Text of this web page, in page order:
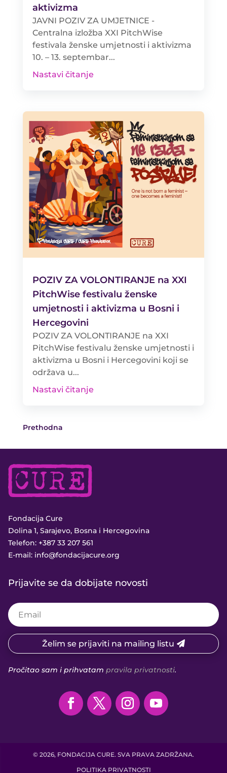
aktivizma
JAVNI POZIV ZA UMJETNICE -
Centralna izložba XXI PitchWise
festivala ženske umjetnosti i aktivizma
10. – 13. septembar...
Nastavi čitanje
POZIV ZA VOLONTIRANJE na XXI
PitchWise festivalu ženske
umjetnosti i aktivizma u Bosni i
Hercegovini
POZIV ZA VOLONTIRANJE na XXI
PitchWise festivalu ženske umjetnosti i
aktivizma u Bosni i Hercegovini koji se
održava u...
Nastavi čitanje
Prethodna
Fondacija Cure
Dolina 1, Sarajevo, Bosna i Hercegovina
Telefon: +387 33 207 561
E-mail: info@fondacijacure.org
Prijavite se da dobijate novosti
Želim se prijaviti na mailing listu
Pročitao sam i prihvatam pravila privatnosti.
© 2026, FONDACIJA CURE. SVA PRAVA ZADRŽANA.
POLITIKA PRIVATNOSTI